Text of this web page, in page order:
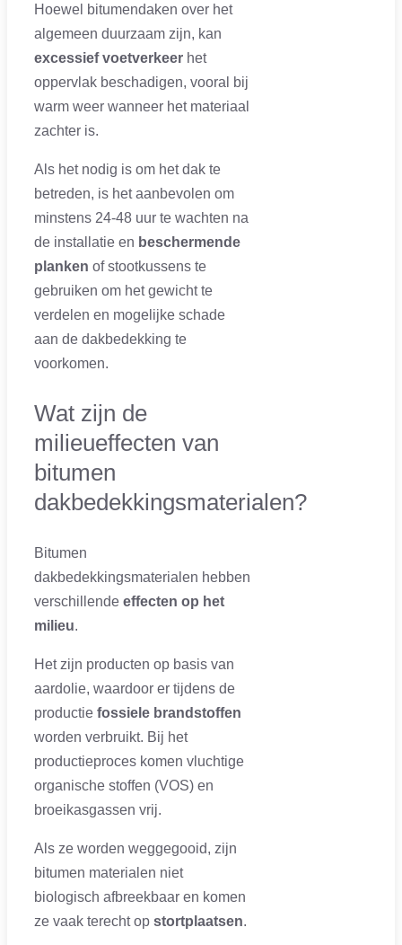
Hoewel bitumendaken over het
algemeen duurzaam zijn, kan
excessief voetverkeer het
oppervlak beschadigen, vooral bij
warm weer wanneer het materiaal
zachter is.
Als het nodig is om het dak te
betreden, is het aanbevolen om
minstens 24-48 uur te wachten na
de installatie en beschermende
planken of stootkussens te
gebruiken om het gewicht te
verdelen en mogelijke schade
aan de dakbedekking te
voorkomen.
Wat zijn de
milieueffecten van
bitumen
dakbedekkingsmaterialen?
Bitumen
dakbedekkingsmaterialen hebben
verschillende effecten op het
milieu.
Het zijn producten op basis van
aardolie, waardoor er tijdens de
productie fossiele brandstoffen
worden verbruikt. Bij het
productieproces komen vluchtige
organische stoffen (VOS) en
broeikasgassen vrij.
Als ze worden weggegooid, zijn
bitumen materialen niet
biologisch afbreekbaar en komen
ze vaak terecht op stortplaatsen.